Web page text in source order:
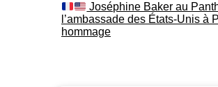
Joséphine Baker au
l’ambassade des États-Unis à
hommage